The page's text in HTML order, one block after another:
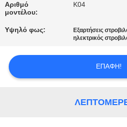
ΕΠΙΚΟΙΝΩΝΉΣΤΕ
ΜΑΖΊ
ΜΑΣ
ΝΈΑ
Αριθμό
μοντέλου:
K04
Υψηλό φως: Εξαρτήσεις
ηλεκτρικός
ΕΠΑΦΉ!